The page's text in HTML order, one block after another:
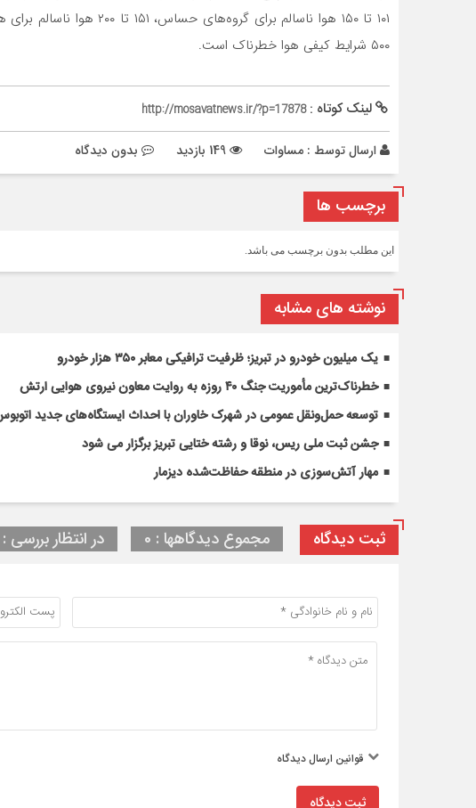
۵۰۰ شرایط کیفی هوا خطرناک است.
لینک کوتاه :http://mosavatnews.ir/?p=17878
ارسال توسط : مساوات بدون دیدگاه
برچسب ها
این مطلب بدون برچسب می باشد.
نوشته های مشابه
یک میلیون خودرو در تبریز؛ ظرفیت ترافیکی معابر ۳۵۰ هزار خودرو
خطرناک‌ترین مأموریت جنگ ۴۰ روزه به روایت معاون نیروی هوایی ارتش
توسعه حمل‌ونقل عمومی در شهرک خاوران با احداث ایستگاه‌های جدید اتوبوس
جشن ثبت ملی ریس، نوقا و رشته ختایی تبریز برگزار می شود
مهار آتش‌سوزی در منطقه حفاظت‌شده دیزمار
ثبت دیدگاه مجموع دیدگاهها : 0 در انتظار بررسی : 0
قوانین ارسال دیدگاه
ثبت دیدگاه